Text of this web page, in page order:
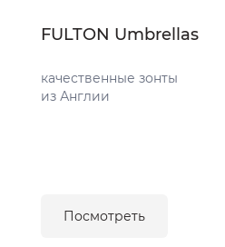
FULTON Umbrellas
качественные зонты
из Англии
Посмотреть